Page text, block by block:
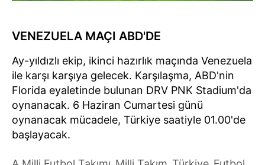
VENEZUELA MAÇI ABD'DE
Ay-yıldızlı ekip, ikinci hazırlık maçında Venezuela
ile karşı karşıya gelecek. Karşılaşma, ABD'nin
Florida eyaletinde bulunan DRV PNK Stadium'da
oynanacak. 6 Haziran Cumartesi günü
oynanacak mücadele, Türkiye saatiyle 01.00'de
başlayacak.